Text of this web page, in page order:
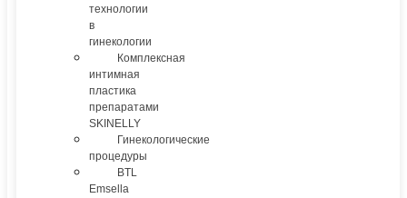
технологии
в
гинекологии
Комплексная
интимная
пластика
препаратами
SKINELLY
Гинекологические
процедуры
BTL
Emsella